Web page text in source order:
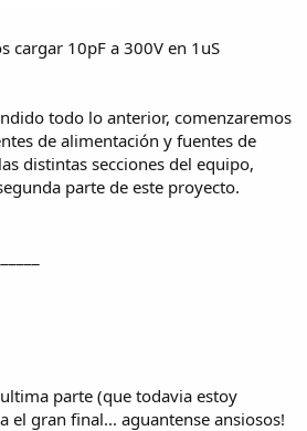
cargar 10pF a 300V en 1uS
todo lo anterior, comenzaremos
de alimentación y fuentes de
distintas secciones del equipo,
parte de este proyecto.
parte (que todavia estoy
el gran final... aguantense ansiosos!